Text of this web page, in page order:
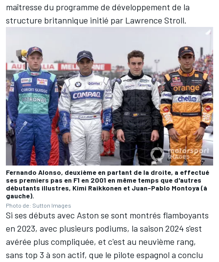
maîtresse du programme de développement de la
structure britannique initié par Lawrence Stroll.
Fernando Alonso, deuxième en partant de la droite, a effectué
ses premiers pas en F1 en 2001 en même temps que d'autres
débutants illustres, Kimi Raikkonen et Juan-Pablo Montoya (à
gauche).
Photo de: Sutton Images
Si ses débuts avec Aston se sont montrés flamboyants
en 2023, avec plusieurs podiums, la saison 2024 s'est
avérée plus compliquée, et c'est au neuvième rang,
sans top 3 à son actif, que le pilote espagnol a conclu